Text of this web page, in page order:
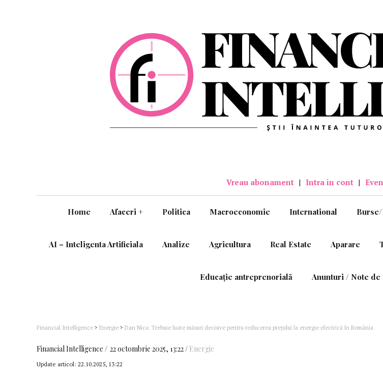
Vreau abonament | Intra in cont |
Home Afaceri + Politica Macroeconomie International
AI – Inteligenta Artificiala Analize Agricultura Real Estate Aparare
Educație antreprenorială Anunturi / Note
Financial Intelligence > Energie > Dan Nica: Trebuie luate măsuri decisive pentru reducerea preţului la energie electrică în România
Financial Intelligence 22 octombrie 2025, 13:22 Energie
Update articol: 22.10.2025, 13:22